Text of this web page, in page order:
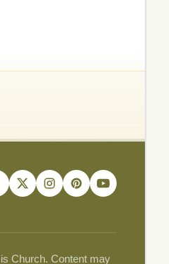
Church. Content may